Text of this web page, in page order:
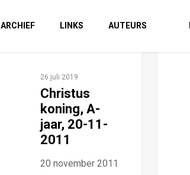
ARCHIEF LINKS AUTEURS
26 juli 2019
Christus
koning, A-
jaar, 20-11-
2011
20 november 2011